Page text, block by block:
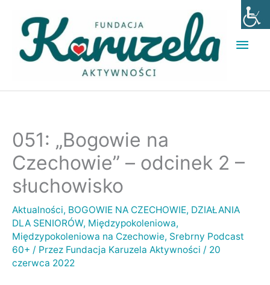
treści
051: „Bogowie na
Czechowie” – odcinek 2 –
słuchowisko
Aktualności, BOGOWIE NA CZECHOWIE, DZIAŁANIA
DLA SENIORÓW, Międzypokoleniowa,
Międzypokoleniowa na Czechowie, Srebrny Podcast
60+ / Przez Fundacja Karuzela Aktywności / 20
czerwca 2022